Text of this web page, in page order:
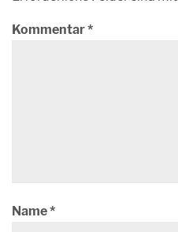
Kommentar*
Name*